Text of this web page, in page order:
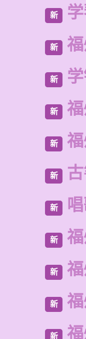
新
新
新
新
新
新
新
新
新
新
新